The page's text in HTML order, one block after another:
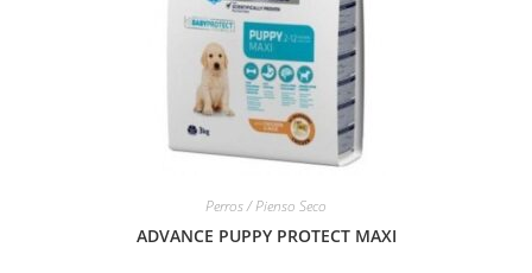
Perros / Pienso Seco
ADVANCE PUPPY PROTECT MAXI